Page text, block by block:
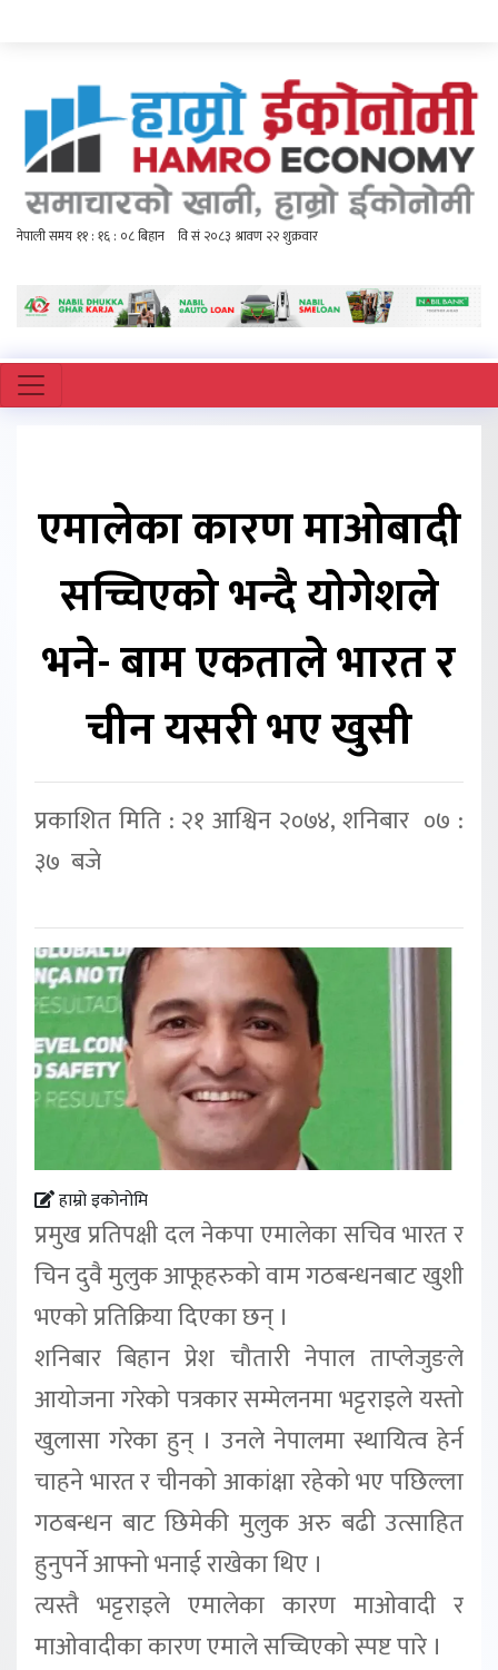
एमालेका कारण माओबादी
सच्चिएको भन्दै योगेशले
भने- बाम एकताले भारत र
चीन यसरी भए खुसी
प्रकाशित मिति : २१ आश्विन २०७४, शनिबार ०७ :
३७ बजे
हाम्रो इकोनोमि
प्रमुख प्रतिपक्षी दल नेकपा एमालेका सचिव भारत र
चिन दुवै मुलुक आफूहरुको वाम गठबन्धनबाट खुशी
भएको प्रतिक्रिया दिएका छन् ।
शनिबार बिहान प्रेश चौतारी नेपाल ताप्लेजुङले
आयोजना गरेको पत्रकार सम्मेलनमा भट्टराइले यस्तो
खुलासा गरेका हुन् । उनले नेपालमा स्थायित्व हेर्न
चाहने भारत र चीनको आकांक्षा रहेको भए पछिल्ला
गठबन्धन बाट छिमेकी मुलुक अरु बढी उत्साहित
हुनुपर्ने आफ्नो भनाई राखेका थिए ।
त्यस्तै भट्टराइले एमालेका कारण माओवादी र
माओवादीका कारण एमाले सच्चिएको स्पष्ट पारे ।